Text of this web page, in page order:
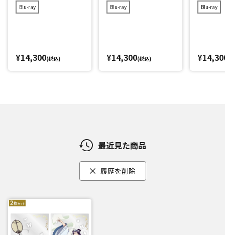
Blu-ray
¥14,300(税込)
Blu-ray
¥14,300(税込)
Blu-ray
最近見た商品
履歴を削除